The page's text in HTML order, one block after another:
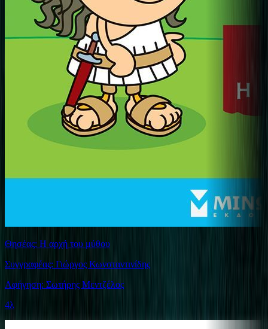
Θησέας: Η αρχή του μύθου
Συγγραφέας: Γιώργος Κωνσταντινίδης
Αφήγηση: Σωτήρης Μεντζέλος
4λ